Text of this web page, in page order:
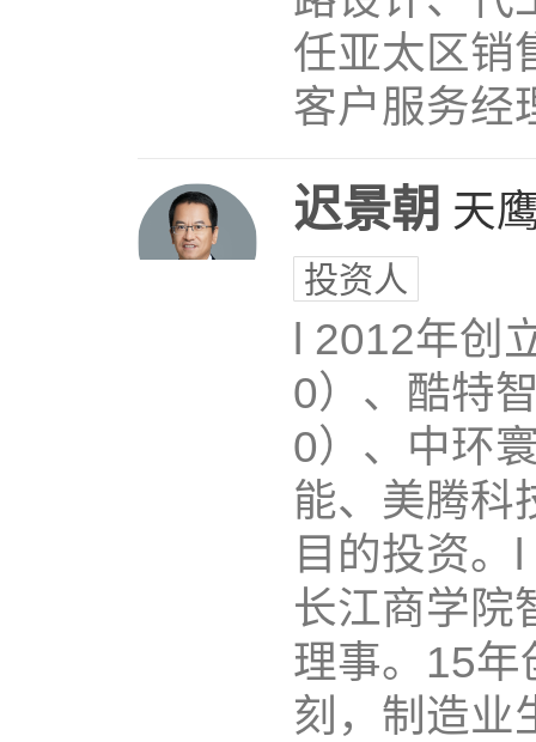
任亚太区销
客户服务经
迟景朝 天
投资人
l 2012年创
0）、酷特
0）、中环
能、美腾科
目的投资
长江商学院
理事。15年
刻，制造业